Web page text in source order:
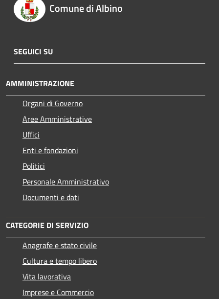
Comune di Albino
SEGUICI SU
AMMINISTRAZIONE
Organi di Governo
Aree Amministrative
Uffici
Enti e fondazioni
Politici
Personale Amministrativo
Documenti e dati
CATEGORIE DI SERVIZIO
Anagrafe e stato civile
Cultura e tempo libero
Vita lavorativa
Imprese e Commercio